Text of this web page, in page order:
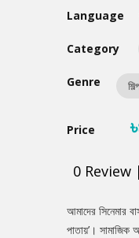
Language
Category
Genre শিল্প
Price
0 Review |
Product
আমাদের সিনেমার
পাতায়’। সামাজিক